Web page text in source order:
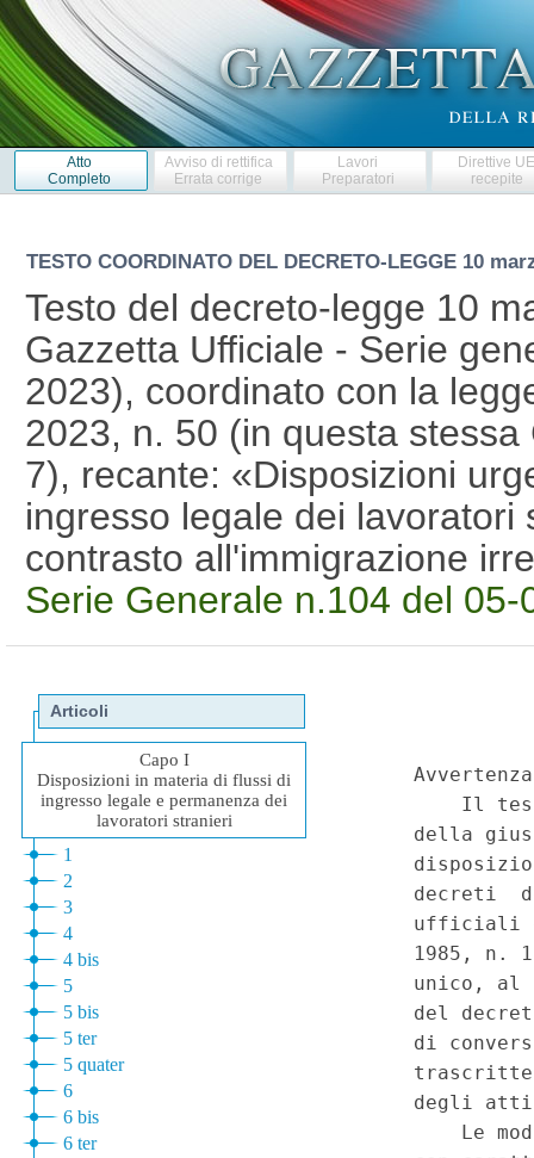
Atto
Completo
Avviso di rettifica
Errata corrige
Lavori
Preparatori
Direttive
recepite
TESTO COORDINATO DEL DECRETO-LEGGE 10
Testo del decreto-legge 10
Gazzetta Ufficiale - Serie
2023), coordinato con la
2023, n. 50 (in questa
7), recante: «Disposizioni
ingresso legale dei
contrasto all'immigrazione
Serie Generale n.104 del 05-